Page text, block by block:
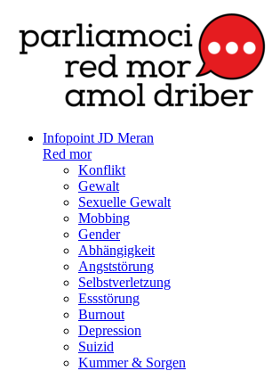
Infopoint JD Meran
Red mor
Konflikt
Gewalt
Sexuelle Gewalt
Mobbing
Gender
Abhängigkeit
Angststörung
Selbstverletzung
Essstörung
Burnout
Depression
Suizid
Kummer & Sorgen